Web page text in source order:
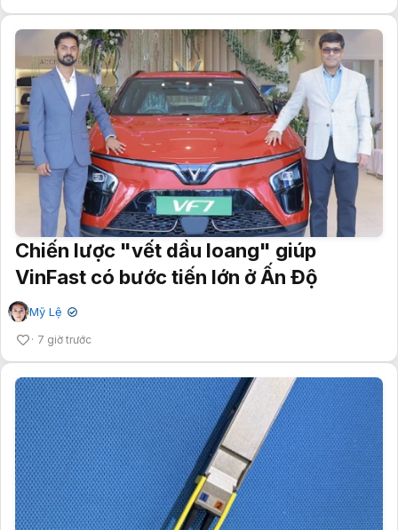
Chiến lược "vết dầu loang" giúp
VinFast có bước tiến lớn ở Ấn Độ
Mỹ Lệ ✔
7 giờ trước